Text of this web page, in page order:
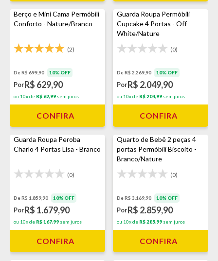
Berço e Mini Cama Permóbili
Conforto - Nature/Branco
(2)
De R$ 699,90 10% OFF
PorR$ 629,90
ou 10x de R$ 62,99 sem juros
CONFIRA
Guarda Roupa Permóbili
Cupcake 4 Portas - Off
White/Nature
(0)
De R$ 2.269,90 10% OFF
PorR$ 2.049,90
ou 10x de R$ 204,99 sem juros
CONFIRA
Guarda Roupa Peroba
Charlo 4 Portas Lisa - Branco
(0)
De R$ 1.859,90 10% OFF
PorR$ 1.679,90
ou 10x de R$ 167,99 sem juros
CONFIRA
Quarto de Bebê 2 peças 4
portas Permóbili Biscoito -
Branco/Nature
(0)
De R$ 3.169,90 10% OFF
PorR$ 2.859,90
ou 10x de R$ 285,99 sem juros
CONFIRA